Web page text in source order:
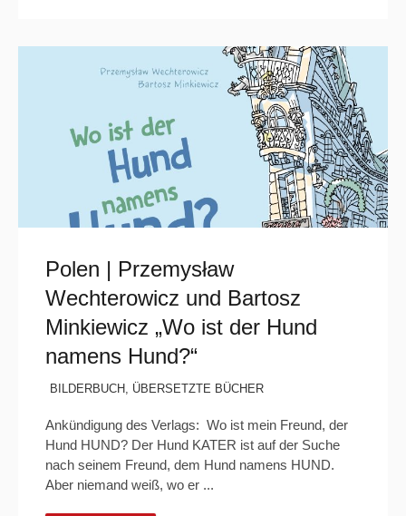
Polen | Przemysław
Wechterowicz und Bartosz
Minkiewicz „Wo ist der Hund
namens Hund?“
BILDERBUCH , ÜBERSETZTE BÜCHER
Ankündigung des Verlags: Wo ist mein Freund, der
Hund HUND? Der Hund KATER ist auf der Suche
nach seinem Freund, dem Hund namens HUND.
Aber niemand weiß, wo er ...